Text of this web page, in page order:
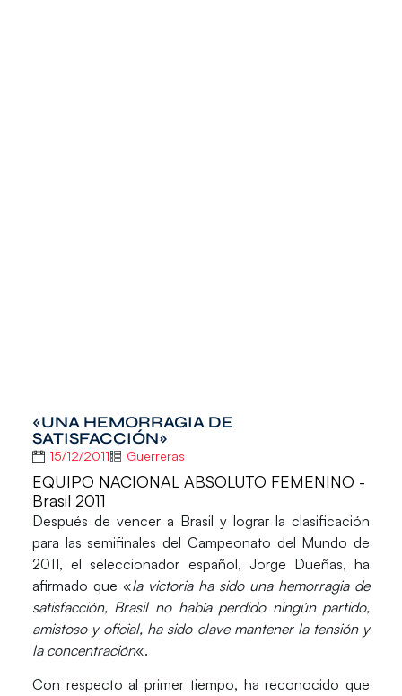
«UNA HEMORRAGIA DE
SATISFACCIÓN»
15/12/2011 Guerreras
EQUIPO NACIONAL ABSOLUTO FEMENINO -
Brasil 2011
Después de vencer a Brasil y lograr la clasificación
para las semifinales del Campeonato del Mundo de
2011, el seleccionador español, Jorge Dueñas, ha
afirmado que «la victoria ha sido una hemorragia de
satisfacción, Brasil no había perdido ningún partido,
amistoso y oficial, ha sido clave mantener la tensión y
la concentración«.
Con respecto al primer tiempo, ha reconocido que